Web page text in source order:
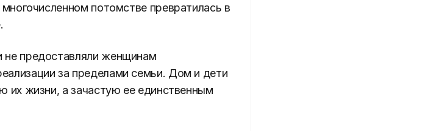
потомстве превратилась в
не предоставляли женщинам
за пределами семьи. Дом и дети
их жизни, а зачастую ее единственным